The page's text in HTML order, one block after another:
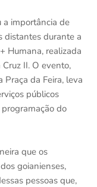
a importância de
distantes durante a
Humana, realizada
II. O evento,
da Feira, leva
públicos
do
que os
goianienses,
pessoas que,